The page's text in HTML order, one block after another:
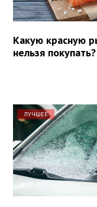
Какую красную
нельзя покупать?
ЛУЧШЕЕ